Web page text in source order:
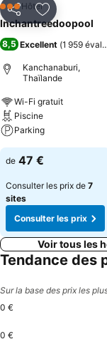
PartagerAjouter à
3 ÉtoilesHôtel
Inchantreedoopool
8,5 Excellent (1 959
Kanchanaburi,
Thaïlande
Wi-Fi gratuit
Piscine
Parking
de 47 €
Consulter les prix de 7
sites
Consulter les prix
Voir tous les
Tendance des
Sur la base des prix les
0 €
0 €